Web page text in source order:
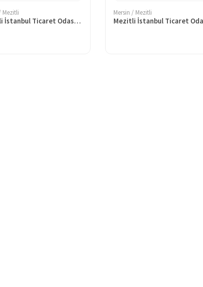
Mezitli
Mezitli İstanbul Ticaret Odası Şehit Mehmet Güçlü Ortaokulu
Mersin / Mezitli